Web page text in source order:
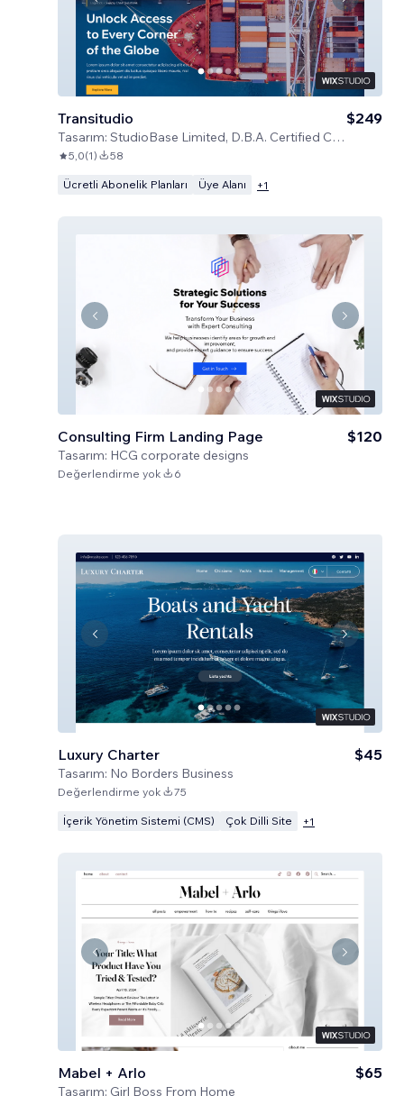
Transitudio
Tasarım: StudioBase Limited, D.B.A. Certified Code
$249
5,0(1) 58
Ücretli Abonelik Planları Üye Alanı +1
Consulting Firm Landing Page
Tasarım: HCG corporate designs
$120
Değerlendirme yok 6
Luxury Charter
Tasarım: No Borders Business
$45
Değerlendirme yok 75
İçerik Yönetim Sistemi (CMS) Çok Dilli Site +1
Mabel + Arlo
Tasarım: Girl Boss From Home
$65